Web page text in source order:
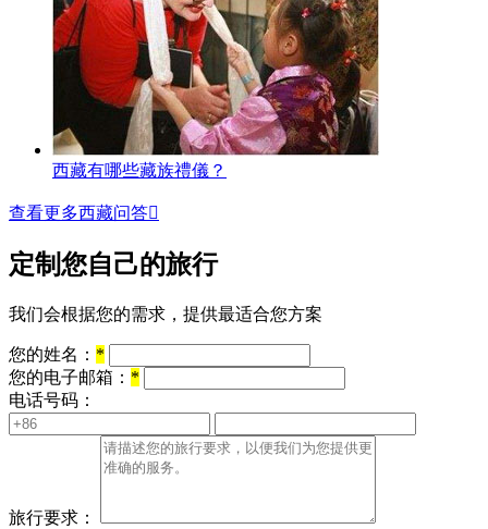
西藏有哪些藏族禮儀？
查看更多西藏问答
定制您自己的旅行
我们会根据您的需求，提供最适合您方案
您的姓名： *
您的电子邮箱： *
电话号码：
旅行要求：